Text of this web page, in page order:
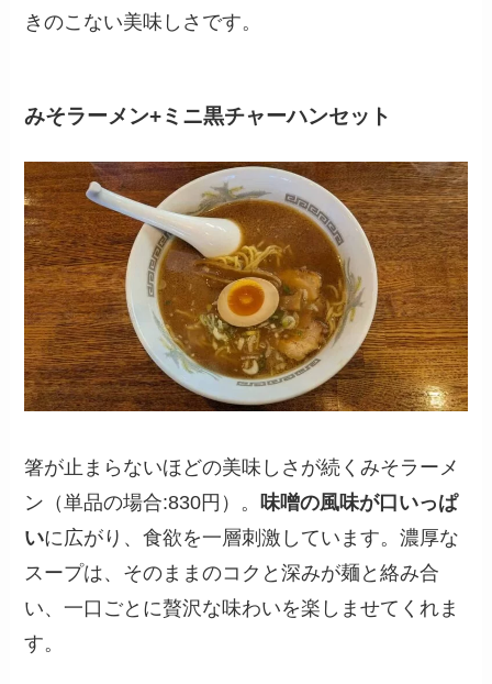
きのこない美味しさです。
みそラーメン+ミニ黒チャーハンセット
箸が止まらないほどの美味しさが続くみそラーメ
ン（単品の場合:830円）。味噌の風味が口いっぱ
いに広がり、食欲を一層刺激しています。濃厚な
スープは、そのままのコクと深みが麺と絡み合
い、一口ごとに贅沢な味わいを楽しませてくれま
す。